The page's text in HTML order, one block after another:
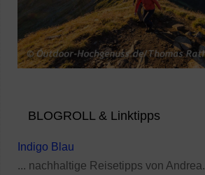
BLOGROLL & Linktipps
Indigo Blau
... nachhaltige Reisetipps von Andrea.